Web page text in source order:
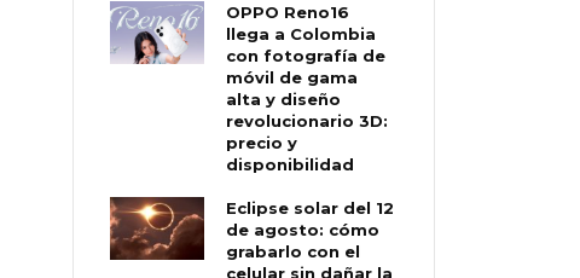
OPPO Reno16
llega a Colombia
con fotografía de
móvil de gama
alta y diseño
revolucionario 3D:
precio y
disponibilidad
Eclipse solar del 12
de agosto: cómo
grabarlo con el
celular sin dañar la